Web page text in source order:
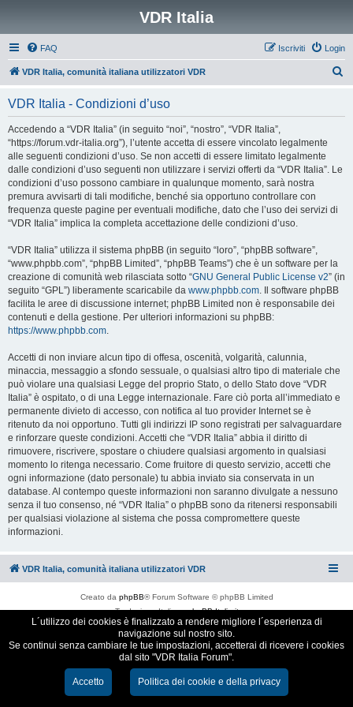
VDR Italia
FAQ Login
Iscriviti
VDR Italia, comunità italiana utilizzatori VDR
VDR Italia - Condizioni d’uso
Accedendo a “VDR Italia” (in seguito “noi”, “nostro”, “VDR Italia”,
“https://forum.vdr-italia.org”), l’utente accetta di essere vincolato legalmente
alle seguenti condizioni d’uso. Se non accetti di essere limitato legalmente
dalle condizioni d’uso seguenti non utilizzare i servizi offerti da “VDR Italia”. Le
condizioni d’uso possono cambiare in qualunque momento, sarà nostra
premura avvisarti di tali modifiche, benché sia opportuno controllare con
frequenza queste pagine per eventuali modifiche, dato che l’uso dei servizi di
“VDR Italia” implica la completa accettazione delle condizioni d’uso.
“VDR Italia” utilizza il sistema phpBB (in seguito “loro”, “phpBB software”,
“www.phpbb.com”, “phpBB Limited”, “phpBB Teams”) che è un software per la
creazione di comunità web rilasciata sotto “GNU General Public License v2” (in
seguito “GPL”) liberamente scaricabile da www.phpbb.com. Il software phpBB
facilita le aree di discussione internet; phpBB Limited non è responsabile dei
contenuti e della gestione. Per ulteriori informazioni su phpBB:
https://www.phpbb.com.
Accetti di non inviare alcun tipo di offesa, oscenità, volgarità, calunnia,
minaccia, messaggio a sfondo sessuale, o qualsiasi altro tipo di materiale che
può violare una qualsiasi Legge del proprio Stato, o dello Stato dove “VDR
Italia” è ospitato, o di una Legge internazionale. Fare ciò porta all’immediato e
permanente divieto di accesso, con notifica al tuo provider Internet se è
ritenuto da noi opportuno. Tutti gli indirizzi IP sono registrati per salvaguardare
e rinforzare queste condizioni. Accetti che “VDR Italia” abbia il diritto di
rimuovere, riscrivere, spostare o chiudere qualsiasi argomento in qualsiasi
momento lo ritenga necessario. Come fruitore di questo servizio, accetti che
ogni informazione (dato personale) tu abbia inviato sia conservata in un
database. Al contempo queste informazioni non saranno divulgate a nessuno
senza il tuo consenso, né “VDR Italia” o phpBB sono da ritenersi responsabili
per qualsiasi violazione al sistema che possa compromettere queste
informazioni.
VDR Italia, comunità italiana utilizzatori VDR
Creato da phpBB® Forum Software © phpBB Limited
Traduzione ItalianaphpBB-Italia.it
Cookie e Privacy
L´utilizzo dei cookies è finalizzato a rendere migliore l´esperienza di
navigazione sul nostro sito.
Se continui senza cambiare le tue impostazioni, accetterai di ricevere i cookies
dal sito "VDR Italia Forum".
Accetto Politica dei cookie e della privacy